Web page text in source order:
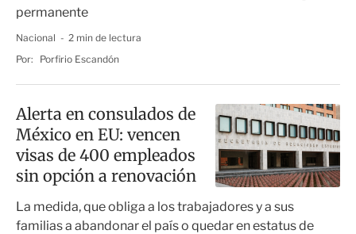
permanente
Nacional
2 min de lectura
Por:
Porfirio Escandón
Alerta en consulados de
México en EU: vencen
visas de 400 empleados
sin opción a renovación
La medida, que obliga a los trabajadores y a sus
familias a abandonar el país o quedar en estatus de